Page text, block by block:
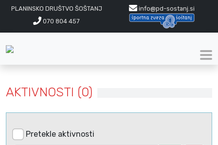
PLANINSKO DRUŠTVO ŠOŠTANJ
info@pd-sostanj.si
070 804 457
AKTIVNOSTI (0)
Pretekle aktivnosti